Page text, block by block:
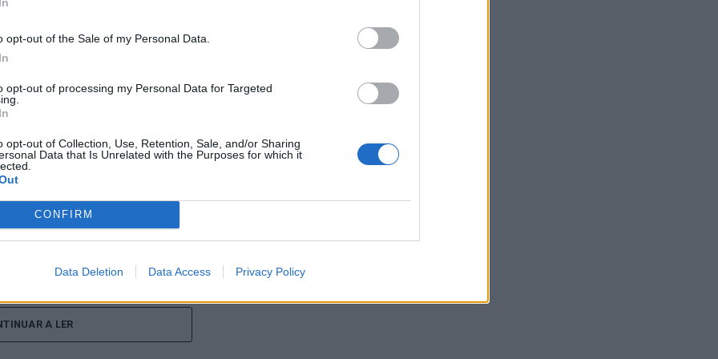
opt-out of the Sale of my Personal Data.
opt-out of processing my Personal Data for Targeted
opt-out of Collection, Use, Retention, Sale, and/or Sharing
Data that Is Unrelated with the Purposes for which it
CONFIRM
Data Deletion Data Access Privacy Policy
os dias 18 e 26 de julho, no Clube de Ténis
o regresso da competição ao circuito
na edição anterior, ter integrado o circuito
o primeiro título ATP da carreira ao
uma edição marcada pela elevada
portugueses e pela projeção internacional
nos dias 18 e 19 de julho, reunindo dezenas de
A cerimónia de abertura contou com a
de uma competição que voltou a colocar o
do ténis.
como Casper Ruud (Noruega), Alejandro
A LER